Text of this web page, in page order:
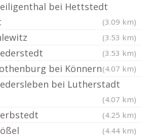
bei Hettstedt
(3.09 km)
(3.53 km)
(3.53 km)
bei Könnern(4.07 km)
bei Lutherstadt
(4.07 km)
(4.25 km)
(4.44 km)